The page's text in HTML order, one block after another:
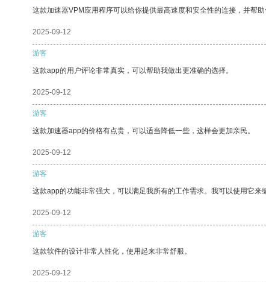
这款加速器VPM应用程序可以给你提供最高速度和安全性的连接，并帮助
2025-09-12
游客
这款app的用户评论非常真实，可以帮助我做出更准确的选择。
2025-09-12
游客
这款加速器app的价格有点贵，可以适当降低一些，这样会更加亲民。
2025-09-12
游客
这款app的功能非常强大，可以满足我所有的工作需求。我可以使用它来
2025-09-12
游客
这款软件的设计非常人性化，使用起来非常舒服。
2025-09-12